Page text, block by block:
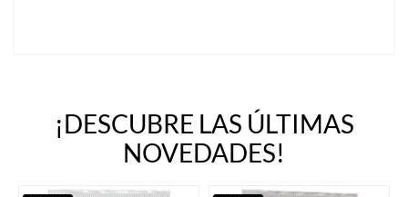
¡DESCUBRE LAS ÚLTIMAS
NOVEDADES!